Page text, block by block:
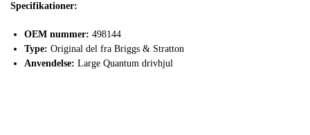
Specifikationer:
OEM nummer: 498144
Type: Original del fra Briggs & Stratton
Anvendelse: Large Quantum drivhjul